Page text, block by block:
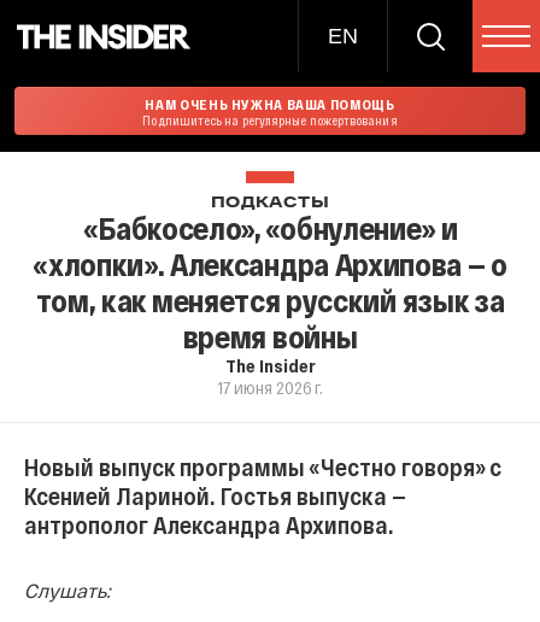
EN
НАМ ОЧЕНЬ НУЖНА ВАША ПОМОЩЬ
Подпишитесь на регулярные пожертвования
ПОДКАСТЫ
«Бабкосело», «обнуление» и
«хлопки». Александра Архипова — о
том, как меняется русский язык за
время войны
The Insider
17 июня 2026 г.
Новый выпуск программы «Честно говоря» с
Ксенией Лариной. Гостья выпуска —
антрополог Александра Архипова.
Слушать: